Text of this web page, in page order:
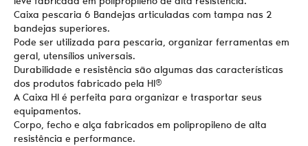
Caixa pescaria 6 Bandejas articuladas com tampa nas 2
bandejas superiores.
Pode ser utilizada para pescaria, organizar ferramentas em
geral, utensílios universais.
Durabilidade e resistência são algumas das características
dos produtos fabricado pela HI®
A Caixa HI é perfeita para organizar e trasportar seus
equipamentos.
Corpo, fecho e alça fabricados em polipropileno de alta
resistência e performance.